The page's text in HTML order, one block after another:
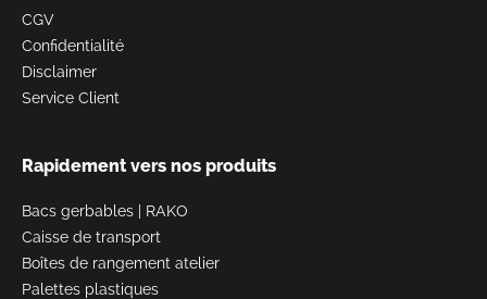
CGV
Confidentialité
Disclaimer
Service Client
Rapidement vers nos produits
Bacs gerbables
RAKO
Caisse de transport
Boîtes de rangement atelier
Palettes plastiques